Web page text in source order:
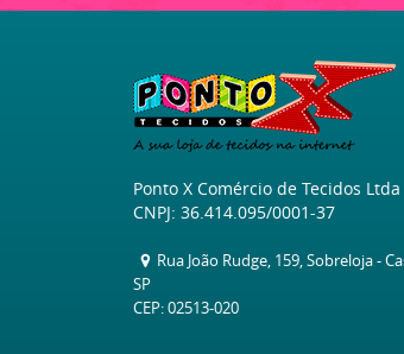
Ponto X Comércio de Tecidos Ltda
CNPJ: 36.414.095/0001-37
Rua João Rudge, 159, Sobreloja-
SP
CEP: 02513-020